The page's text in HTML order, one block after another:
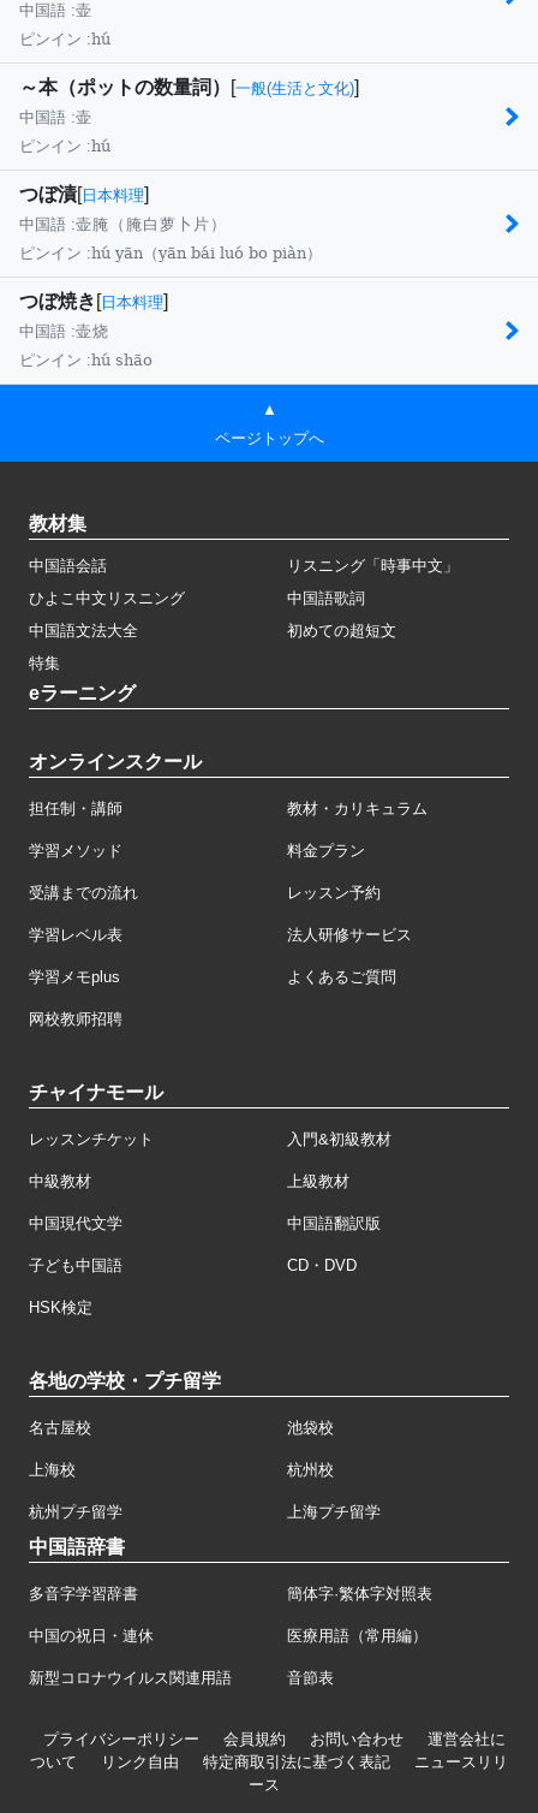
中国語 :壶
ピンイン :hú
～本（ポットの数量詞） [一般(生活と文化)]
中国語 :壶
ピンイン :hú
つぼ漬[ 日本料理]
中国語 :壶腌（腌白萝卜片）
ピンイン :hú yān（yān bái luó bo piàn）
つぼ焼き [ 日本料理]
中国語 :壶烧
ピンイン :hú shāo
▲
ページトップへ
教材集
中国語会話
リスニング「時事中文」
ひよこ中文リスニング
中国語歌詞
中国語文法大全
初めての超短文
特集
eラーニング
オンラインスクール
担任制・講師 教材・カリキュラム
学習メソッド 料金プラン
受講までの流れ レッスン予約
学習レベル表 法人研修サービス
学習メモplus よくあるご質問
网校教师招聘
チャイナモール
レッスンチケット 入門&初級教材
中級教材 上級教材
中国現代文学 中国語翻訳版
子ども中国語 CD・DVD
HSK検定
各地の学校・プチ留学
名古屋校 池袋校
上海校 杭州校
杭州プチ留学 上海プチ留学
中国語辞書
多音字学習辞書 簡体字·繁体字対照表
中国の祝日・連休 医療用語（常用編）
新型コロナウイルス関連用語 音節表
プライバシーポリシー 会員規約 お問い合わせ
運営会社に
ついて
リンク自由 特定商取引法に基づく表記
ニュースリリ
ース